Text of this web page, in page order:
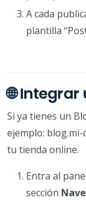
A cada
plantilla
🌐
Si ya tienes un
ejemplo:
tu tienda online.
Entra al
sección